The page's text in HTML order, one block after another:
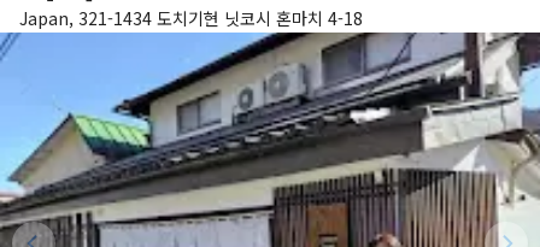
Japan, 321-1434 도치기현 닛코시 혼마치 4-18